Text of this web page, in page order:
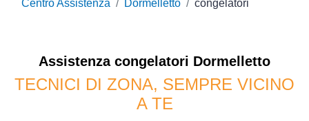
Centro Assistenza Dormelletto congelatori
Assistenza congelatori Dormelletto
TECNICI DI ZONA, SEMPRE VICINO
A TE